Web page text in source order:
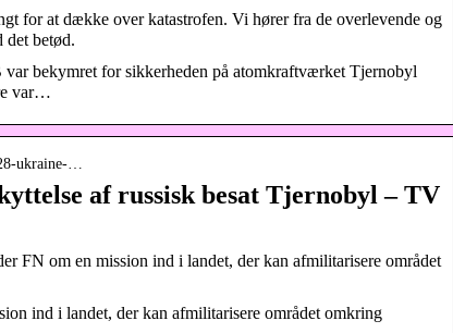
for at dække over katastrofen. Vi hører fra de overlevende og
det betød.
bekymret for sikkerheden på atomkraftværket Tjernobyl
var…
ukraine-…
af russisk besat Tjernobyl – TV
FN om en mission ind i landet, der kan afmilitarisere området
ind i landet, der kan afmilitarisere området omkring